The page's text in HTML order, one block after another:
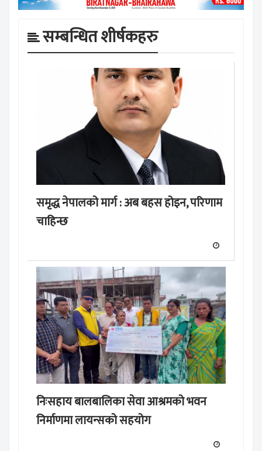
सम्बन्धित शीर्षकहरु
समृद्ध नेपालको मार्ग : अब बहस होइन, परिणाम
चाहिन्छ
निःसहाय बालबालिका सेवा आश्रमको भवन
निर्माणमा लायन्सको सहयोग